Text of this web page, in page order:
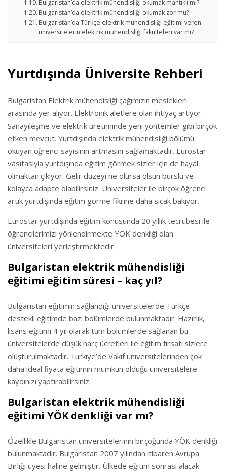
Bulgaristan’da elektrik mühendisliği okumak mantıklı mı?
Bulgaristan’da elektrik mühendisliği okumak zor mu?
Bulgaristan’da Türkçe elektrik mühendisliği eğitimi veren
üniversitelerin elektrik mühendisliği fakülteleri var mı?
Yurtdışında Üniversite Rehberi
Bulgaristan Elektrik mühendisliği çağımızın meslekleri
arasında yer alıyor. Elektronik aletlere olan ihtiyaç artıyor.
Sanayileşme ve elektrik üretiminde yeni yöntemler gibi birçok
etken mevcut. Yurtdışında elektrik mühendisliği bölümü
okuyan öğrenci sayısının artmasını sağlamaktadır. Eurostar
vasıtasıyla yurtdışında eğitim görmek sizler için de hayal
olmaktan çıkıyor. Gelir düzeyi ne olursa olsun burslu ve
kolayca adapte olabilirsiniz. Üniversiteler ile birçok öğrenci
artık yurtdışında eğitim görme fikrine daha sıcak bakıyor.
Eurostar yurtdışında eğitim konusunda 20 yıllık tecrübesi ile
öğrencilerimizi yönlendirmekte YÖK denkliği olan
üniversiteleri yerleştirmektedir.
Bulgaristan elektrik mühendisliği
eğitimi eğitim süresi – kaç yıl?
Bulgaristan eğitimin sağlandığı üniversitelerde Türkçe
destekli eğitimde bazı bölümlerde bulunmaktadır. Hazırlık,
lisans eğitimi 4 yıl olarak tüm bölümlerde sağlanan bu
üniversitelerde düşük harç ücretleri ile eğitim fırsatı sizlere
oluşturulmaktadır. Türkiye’de Vakıf üniversitelerinden çok
daha ideal fiyata eğitimin mümkün olduğu üniversitelere
kaydınızı yaptırabilirsiniz.
Bulgaristan elektrik mühendisliği
eğitimi YÖK denkliği var mı?
Özellikle Bulgaristan üniversitelerinin birçoğunda YÖK denkliği
bulunmaktadır. Bulgaristan 2007 yılından itibaren Avrupa
Birliği üyesi haline gelmiştir. Ülkede eğitim sonrası alacak